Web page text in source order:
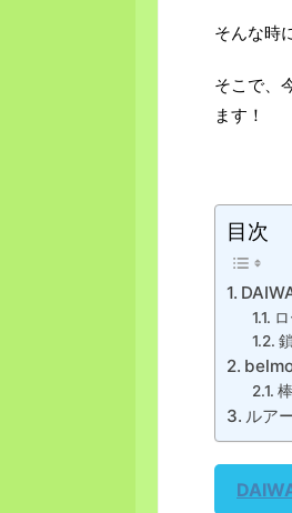
そんな時
そこで、
ます！
目次
ルア